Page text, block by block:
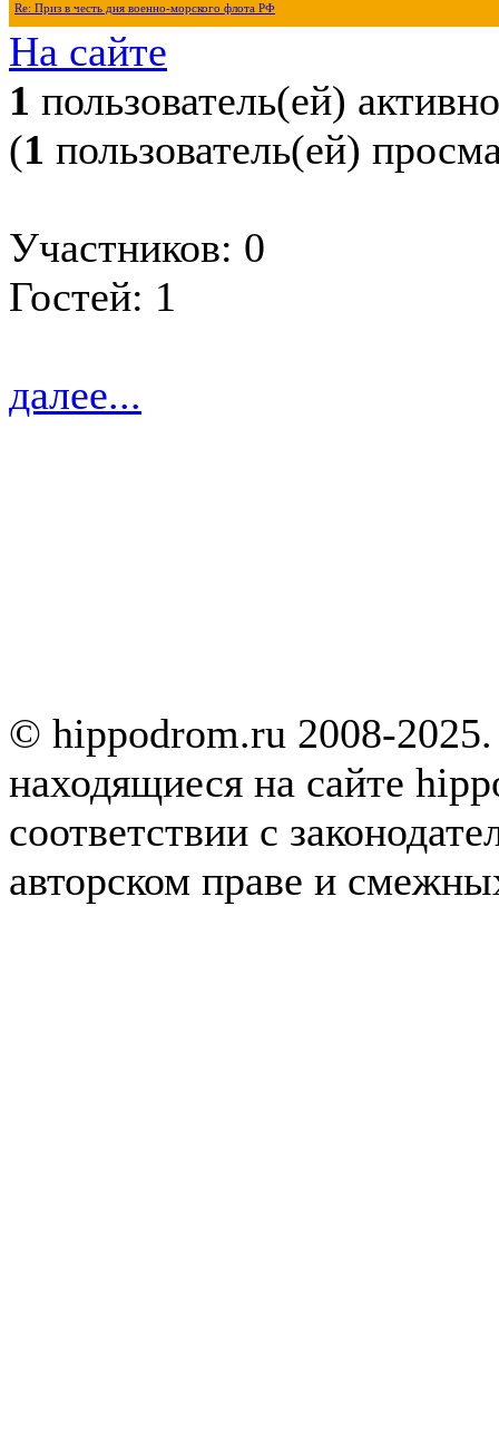
Re: Приз в честь дня военно-морского флота РФ
На сайте
1 пользователь(ей) активно
(1 пользователь(ей)
Участников: 0
Гостей: 1
далее...
© hippodrom.ru 2008-
находящиеся на сайте
соответствии с
авторском праве и